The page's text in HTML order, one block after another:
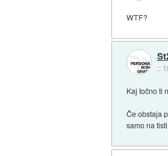
WTF?
::
Kaj točno ti
Če obstaja
samo na